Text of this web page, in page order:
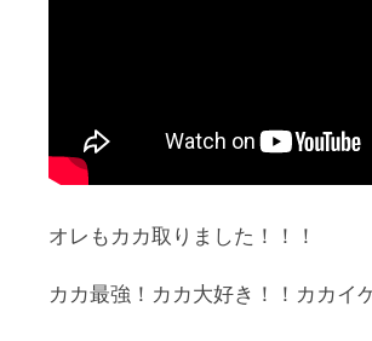
オレもカカ取りました！！！
カカ最強！カカ大好き！！カカイ